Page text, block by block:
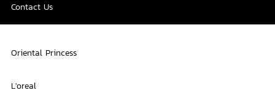
Contact Us
Oriental Princess
L'oreal